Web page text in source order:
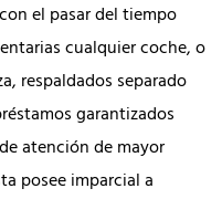
el pasar del tiempo
cualquier coche, o
respaldados separado
garantizados
atención de mayor
posee imparcial a